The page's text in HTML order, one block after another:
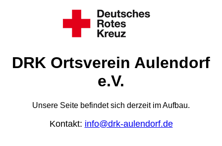
DRK Ortsverein Aulendorf
e.V.
Unsere Seite befindet sich derzeit im Aufbau.
Kontakt: info@drk-aulendorf.de